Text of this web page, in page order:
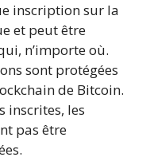
inscription sur la
et peut être
n’importe où.
sont protégées
de Bitcoin.
inscrites, les
pas être